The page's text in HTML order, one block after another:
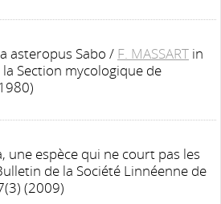
asteropus Sabo / F. MASSART in
Section mycologique de
une espèce qui ne court pas les
de la Société Linnéenne de
(2009)